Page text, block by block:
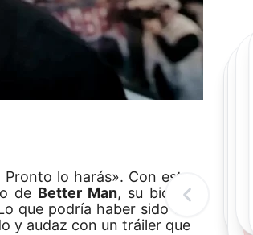
lo harás». Con esta
de Better Man, su biopic
que podría haber sido un
y audaz con un tráiler que